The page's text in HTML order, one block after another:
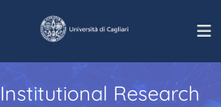
Institutional Research